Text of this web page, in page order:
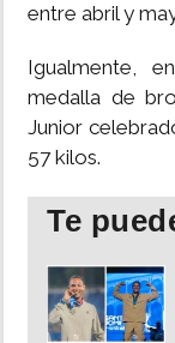
entre abril y
Igualmente,
medalla de
Junior
57 kilos.
Te